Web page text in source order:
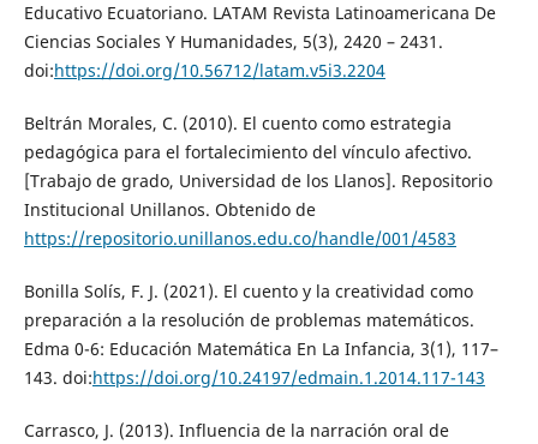
Educativo Ecuatoriano. LATAM Revista Latinoamericana De
Ciencias Sociales Y Humanidades, 5(3), 2420 – 2431.
doi:https://doi.org/10.56712/latam.v5i3.2204
Beltrán Morales, C. (2010). El cuento como estrategia
pedagógica para el fortalecimiento del vínculo afectivo.
[Trabajo de grado, Universidad de los Llanos]. Repositorio
Institucional Unillanos. Obtenido de
https://repositorio.unillanos.edu.co/handle/001/4583
Bonilla Solís, F. J. (2021). El cuento y la creatividad como
preparación a la resolución de problemas matemáticos.
Edma 0-6: Educación Matemática En La Infancia, 3(1), 117–
143. doi:https://doi.org/10.24197/edmain.1.2014.117-143
Carrasco, J. (2013). Influencia de la narración oral de